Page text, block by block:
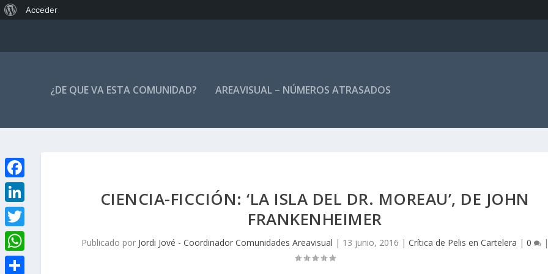
Acerca
Acceder
¿DE QUE VA ESTA COMUNIDAD? AREAVISUAL – NÚMEROS ATRASADOS
CIENCIA-FICCIÓN: ‘LA ISLA DEL DR. MOREAU’, DE JOHN
FRANKENHEIMER
Publicado por Jordi Jové - Coordinador Comunidades Areavisual | 13 junio, 2016 | Crítica de Pelis en Cartelera | 0 |
F
a
c
e
b
L
i
n
T
w
W